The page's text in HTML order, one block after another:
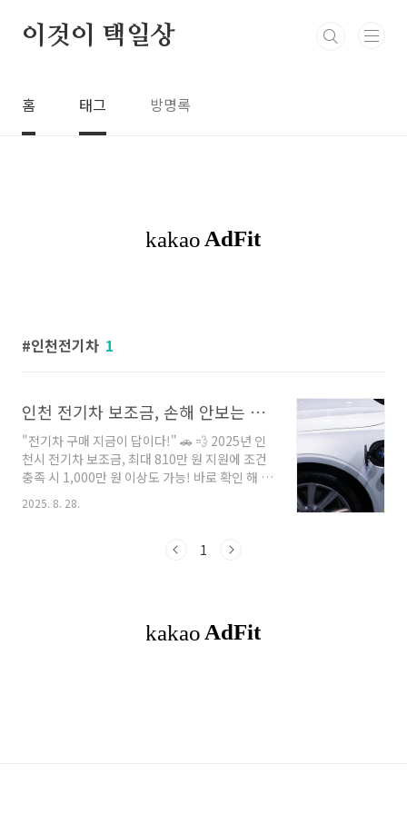
이것이 택일상
홈 태그 방명록
인천전기차 1
인천 전기차 보조금, 손해 안보는 방법 총정리
"전기차 구매 지금이 답이다!" 🚗 💨 2025년 인
천시 전기차 보조금, 최대 810만 원 지원에 조건
충족 시 1,000만 원 이상도 가능! 바로 확인 해 보
세요. 인천 전기차 혜택! 목차2025 인천 전기차
보조금 개요차종별 지원금 (승용 · 화물 · 승합)
차국비 지원금 확인 방법잔여대수 실시간 확인
위해 약 360억 원 규모의 예산을 확보했어요. 이
를 통해 승용, 화물, 승합차 약 5,000대에 대해 보
2025. 8. 28.
1